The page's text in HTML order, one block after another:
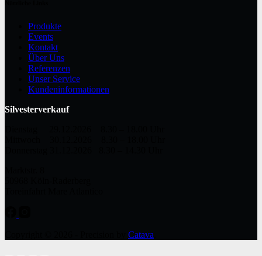
Produkte
Events
Kontakt
Über Uns
Referenzen
Unser Service
Kundeninformationen
Silvesterverkauf
Catava